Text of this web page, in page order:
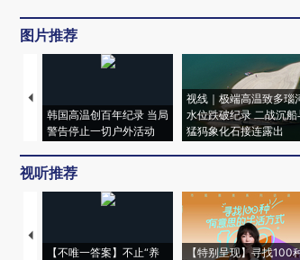
图片推荐
韩国高温创百年纪录 当局
警告停止一切户外活动
视线｜极端高温致多瑙
水位跌破纪录 二战沉船
猛犸象化石接连露出
视听推荐
【不唯一答案】不止“养
【特别呈现】寻找100